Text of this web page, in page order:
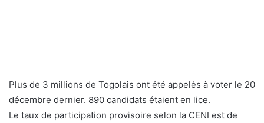
Plus de 3 millions de Togolais ont été appelés à voter le 20
décembre dernier. 890 candidats étaient en lice.
Le taux de participation provisoire selon la CENI est de